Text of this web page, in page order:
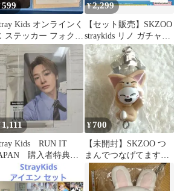
599
Kids オンラインく
ステッカー フォクシ
ー トレカ アイエン
¥2,299
【セット販売】SKZOO
straykids リノ ガチャ4
点
1,111
Kids RUN IT
購入者特典フ
トカード アイエン
¥700
【未開封】SKZOO つ
まんでつなげてますこ
っと Jiniret ジニレット